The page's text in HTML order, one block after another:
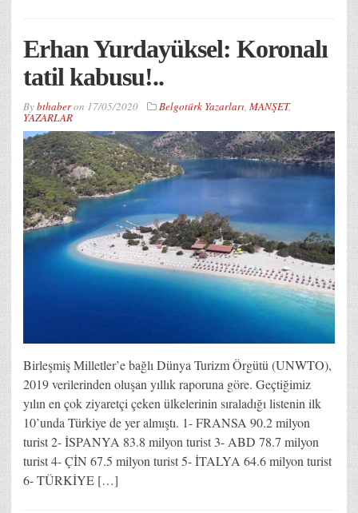
Erhan Yurdayüksel: Koronalı
tatil kabusu!..
Bybthaberon 17/05/2020 Belgotürk Yazarları, MANŞET,
YAZARLAR
Birleşmiş Milletler’e bağlı Dünya Turizm Örgütü (UNWTO),
2019 verilerinden oluşan yıllık raporuna göre. Geçtiğimiz
yılın en çok ziyaretçi çeken ülkelerinin sıraladığı listenin ilk
10’unda Türkiye de yer almıştı. 1- FRANSA 90.2 milyon
turist 2- İSPANYA 83.8 milyon turist 3- ABD 78.7 milyon
turist 4- ÇİN 67.5 milyon turist 5- İTALYA 64.6 milyon turist
6- TÜRKİYE […]